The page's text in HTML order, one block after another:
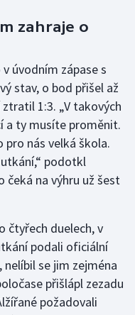
zahraje o
v úvodním zápase s
stav, o bod přišel až
1:3. „V takových
a ty musíte proměnit.
pro nás velká škola.
podotkl
čeká na výhru už šest
čtyřech duelech, v
podali oficiální
se jim zejména
přišlápl zezadu
požadovali